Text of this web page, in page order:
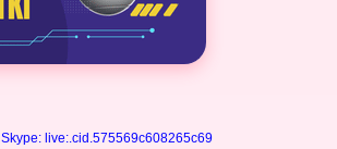
Skype: live:.cid.575569c608265c69